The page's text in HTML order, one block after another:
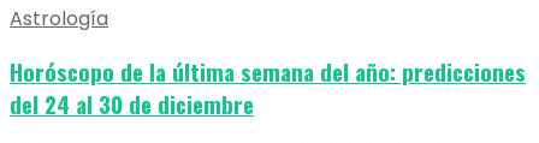
Astrología
Horóscopo de la última semana del año: predicciones
del 24 al 30 de diciembre